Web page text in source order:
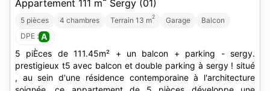
Appartement 111 m Sergy (01)
5 pièces 4 chambres Terrain 13 m2 Garage
Balcon
DPE : A
5 piÈces de 111.45m² + un balcon + parking - sergy.
prestigieux t5 avec balcon et double parking à sergy ! situé
, au sein d'une résidence contemporaine à l'architecture